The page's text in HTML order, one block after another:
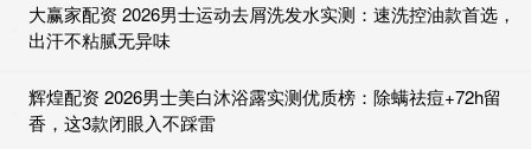
大赢家配资 2026男士运动去屑洗发水实测：速洗控油款首选，
出汗不粘腻无异味
辉煌配资 2026男士美白沐浴露实测优质榜：除螨祛痘+72h留
香，这3款闭眼入不踩雷